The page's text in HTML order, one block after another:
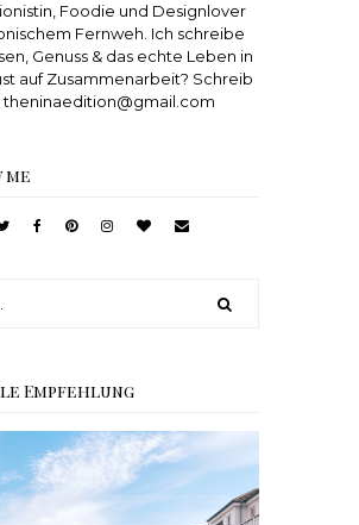
Foodie und Designlover
Fernweh. Ich schreibe
Genuss & das echte Leben in
auf Zusammenarbeit? Schreib
theninaedition@gmail.com
Empfehlung